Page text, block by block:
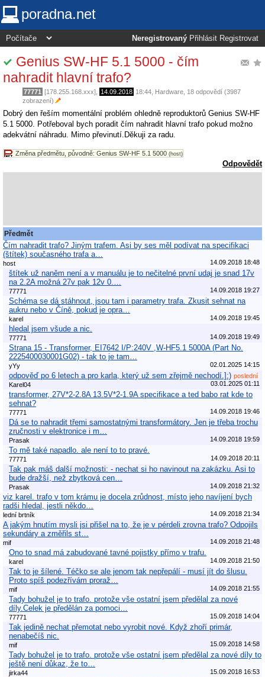
poradna.net
Neregistrovaný Přihlásit Registrovat
Genius SW-HF 5.1 5000 - čím
nahradit hlavní trafo?
77771 [178.255.168.xxx], 14.09.2018 18:44 Hardware , 18 odpovědí (3987
zobrazení)
Dobrý den řeším momentální problém ohledně reproduktorů Genius SW-HF
5.1 5000. Potřeboval bych poradit čím nahradit hlavní trafo pokud možno
adekvátní náhradu. Mimo převinutí.Děkuji za radu.
Změna předmětu, původně: Genius SW-HF 5.1 5000 (host)
Odpovědět
Předmět
Čím nahradit trafo? Jiným trafem. Asi by ses měl podívat na specifikaci
(štítek) současného trafa a…
host 14.09.2018 18:48
štítek už naněm není a v manuálu je to nečitelné první udaj je snad 17v
na 2.2A možná 27v pak 12v 0.…
77771 14.09.2018 19:27
Schéma se dá stáhnout, jsou tam i parametry trafa. Zkusit sehnat na
aukru nebo v Číně, pokud je opra…
karel 14.09.2018 19:45
hledal jsem všude a nic.
77771 14.09.2018 19:49
Strana 15 - Transformer, EI7642 I/P:240V ,W-HF5.1 5000A (Part No.
2225400030001G02) - tak to je tam…
yYy 02.01.2025 14:15
odpověď po 6 letech a pro karla, který už sem zřejmě nechodí.]:) poslední
Karel04
03.01.2025 01:11
transformer, 27V*2-2.8A 13.5V*2-1.9A specifikace a ted babo rat kde to
sehnat?
77771 14.09.2018 19:46
Dá se to nahradit třemi samostatnými transformátory. Jen je třeba trochu
zručnosti v elektronice i m…
Prasak 14.09.2018 19:59
To mě také napadlo. ale není to to pravé.
77771 14.09.2018 20:11
Tak pak máš další možnosti: - nechat si ho navinout na zakázku. Asi to
bude dražší, než zbytková cen…
Prasak 14.09.2018 21:32
viz karel. trafo v tom krámu je docela zrůdnost, místo jeho navíjení bych
radši hledal, jestli někdo…
lední brtník 14.09.2018 21:34
A jakým hnutím mysli jsi přišel na to, že je v pérdeli zrovna trafo? Odpojils
sekundáry a změřils st…
mif 14.09.2018 21:48
Ono to snad má zabudované tavné pojistky přímo v trafu.
karel 14.09.2018 21:50
Tak to je šílené. Téčko se ale jenom tak nepřepálí - musí jít do šlusu.
Proto spíš podezřívám proraž…
mif 14.09.2018 21:55
Tady bohužel je to trafo. protože vše ostatní jsem předělal za nové
díly.Celek je předělán za pomoci…
77771 15.09.2018 14:04
Tak jedině nechat přemotat nebo vyrobit nové. Když zhoří primár,
nenabečíš nic.
mif 15.09.2018 14:58
Tady bohužel je to trafo. protože vše ostatní jsem předělal za nové díly to
ještě není důkaz, že to…
jirka44 15.09.2018 16:53